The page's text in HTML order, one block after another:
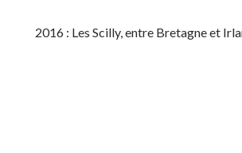
2016 : Les Scilly, entre Bretagne et